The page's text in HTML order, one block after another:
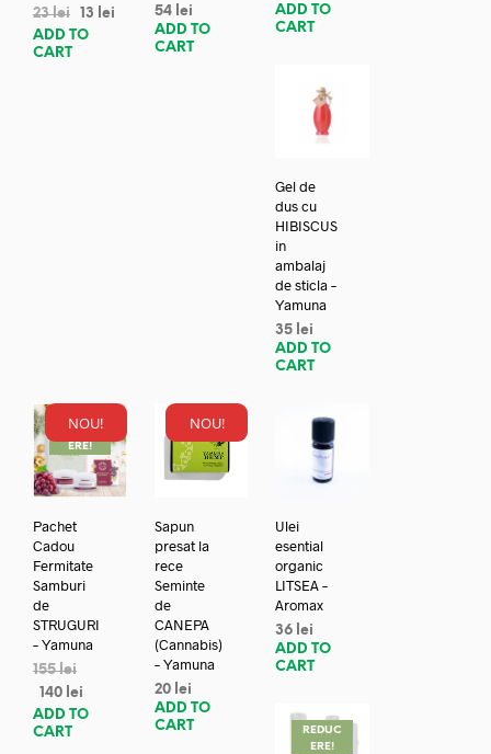
23lei 13
lei
ADD TO
CART
54 lei
ADD TO
CART
ADD TO
CART
Gel de
dus cu
HIBISCUS
in
ambalaj
de sticla –
Yamuna
35 lei
ADD TO
CART
NOU!
REDUC
ERE!
Pachet
Cadou
Fermitate
Samburi
de
STRUGURI
– Yamuna
155lei
140 lei
ADD TO
CART
NOU!
Sapun
presat la
rece
Seminte
de
CANEPA
(Cannabis)
– Yamuna
20 lei
ADD TO
CART
Ulei
esential
organic
LITSEA –
Aromax
36 lei
ADD TO
CART
REDUC
ERE!